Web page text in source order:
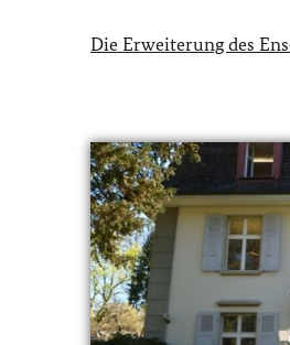
Die Erweiterung des